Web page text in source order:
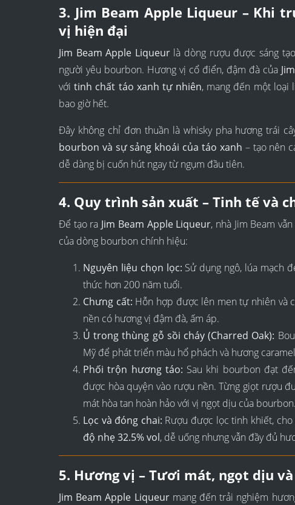
3. Jim Beam Apple Liqueur – Khi
vị hiện đại
Jim Beam Apple Liqueurlà dòng rượu được sáng
người yêu bourbon. Hương vị cổ điển, đậm đà của
vớitinh chất táo xanh tự nhiên, mang đến một loại
bao giờ hết.
Đây không chỉ đơn thuần là whisky pha hương trái
bourbon và sự sảng khoái của táo xanh – tạo nên
dễ dàng bị cuốn hút ngay từ ngụm đầu tiên.
4. Quy trình sản xuất – Tinh tế và
Để tạo ra Jim Beam Apple Liqueur, nhà Jim Beam
của dòng bourbon chính hiệu:
Nguyên liệu chọn lọc: Sử dụng ngô, lúa mạch
thức hơn 200 năm tuổi.
Chưng cất: Hỗn hợp được lên men tự nhiên và
nền có hương vị đậm đà, ấm áp.
Ủ trong thùng gỗ sồi cháy (Charred Oak):
Mỹ để phát triển màu hổ phách và hương
Phối trộn hương táo: Sau khi bourbon đạt
được hòa quyện vào rượu nền. Từng giọt rượu
mát hòa tan hoàn hảo với vị ngọt dịu của bourbon.
Lọc và đóng chai: Rượu được lọc tinh khiết,
độ nhẹ 32.5% vol, dễ uống nhưng vẫn đầy đủ
5. Hương vị – Tươi mát, ngọt dịu
Jim Beam Apple Liqueurmang đến trải nghiệm